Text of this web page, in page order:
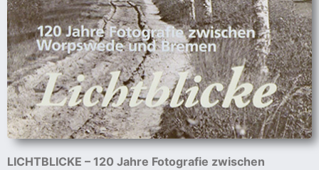
LICHTBLICKE – 120 Jahre Fotografie zwischen